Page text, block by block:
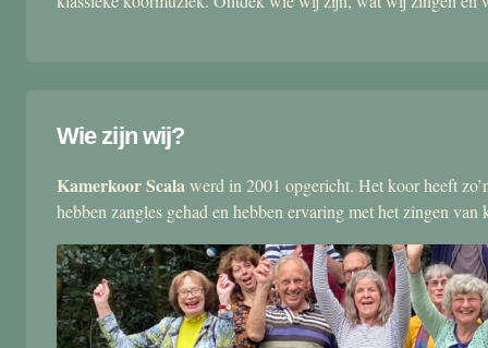
Wie zijn wij?
Kamerkoor Scalawerd in 2001 opgericht. Het koor heeft
hebben zangles gehad en hebben ervaring met het zingen van